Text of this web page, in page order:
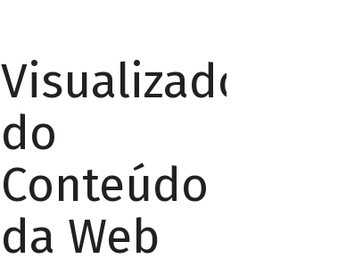
Visualizador
do
Conteúdo
da Web